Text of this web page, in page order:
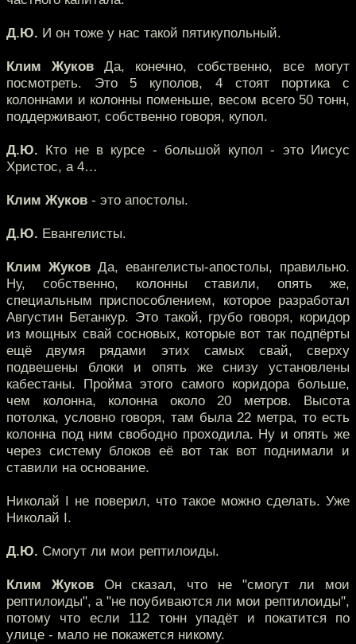
Д.Ю. И он тоже у нас такой пятикупольный.
Клим Жуков Да, конечно, собственно, все могут
посмотреть. Это 5 куполов, 4 стоят портика с
колоннами и колонны поменьше, весом всего 50 тонн,
поддерживают, собственно говоря, купол.
Д.Ю. Кто не в курсе - большой купол - это Иисус
Христос, а 4…
Клим Жуков - это апостолы.
Д.Ю. Евангелисты.
Клим Жуков Да, евангелисты-апостолы, правильно.
Ну, собственно, колонны ставили, опять же,
специальным приспособлением, которое разработал
Августин Бетанкур. Это такой, грубо говоря, коридор
из мощных свай сосновых, которые вот так подпёрты
ещё двумя рядами этих самых свай, сверху
подвешены блоки и опять же снизу установлены
кабестаны. Пройма этого самого коридора больше,
чем колонна, колонна около 20 метров. Высота
потолка, условно говоря, там была 22 метра, то есть
колонна под ним свободно проходила. Ну и опять же
через систему блоков её вот так вот поднимали и
ставили на основание.
Николай I не поверил, что такое можно сделать. Уже
Николай I.
Д.Ю. Смогут ли мои рептилоиды.
Клим ЖуковОн сказал, что не "смогут ли мои
рептилоиды", а "не поубиваются ли мои рептилоиды",
потому что если 112 тонн упадёт и покатится по
улице - мало не покажется никому.